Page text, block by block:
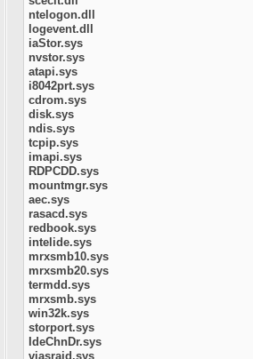
ntelogon.dll
logevent.dll
iaStor.sys
nvstor.sys
atapi.sys
i8042prt.sys
cdrom.sys
disk.sys
ndis.sys
tcpip.sys
imapi.sys
RDPCDD.sys
mountmgr.sys
aec.sys
rasacd.sys
redbook.sys
intelide.sys
mrxsmb10.sys
mrxsmb20.sys
termdd.sys
mrxsmb.sys
win32k.sys
storport.sys
IdeChnDr.sys
viasraid.sys